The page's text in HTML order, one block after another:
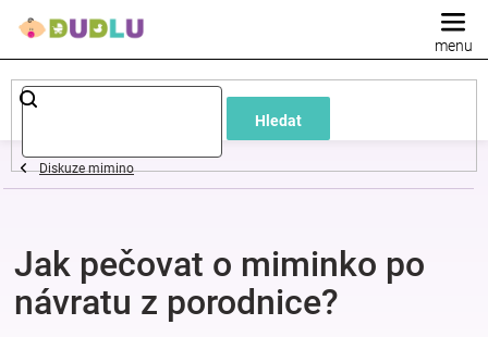
Hledat
Dětské
a
oblečení
Pokojíček
Diskuze mimino
Jak pečovat o miminko po
návratu z porodnice?